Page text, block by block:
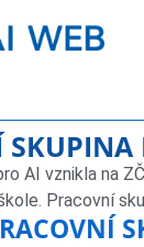
AI vznikla na
Pracovní